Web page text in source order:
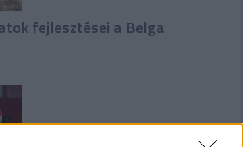
fejlesztései a Belga